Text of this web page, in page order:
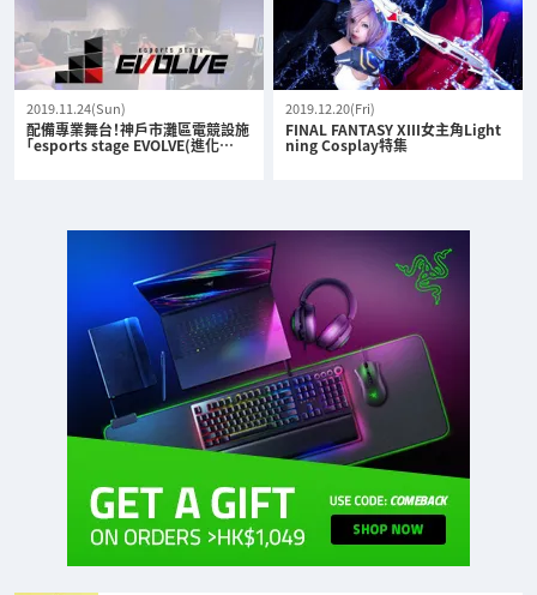
2019.11.24(Sun)
配備專業舞台！神戶市灘區電競設施
「esports stage EVOLVE(進化…
2019.12.20(Fri)
FINAL FANTASY XIII女主角Light
ning Cosplay特集